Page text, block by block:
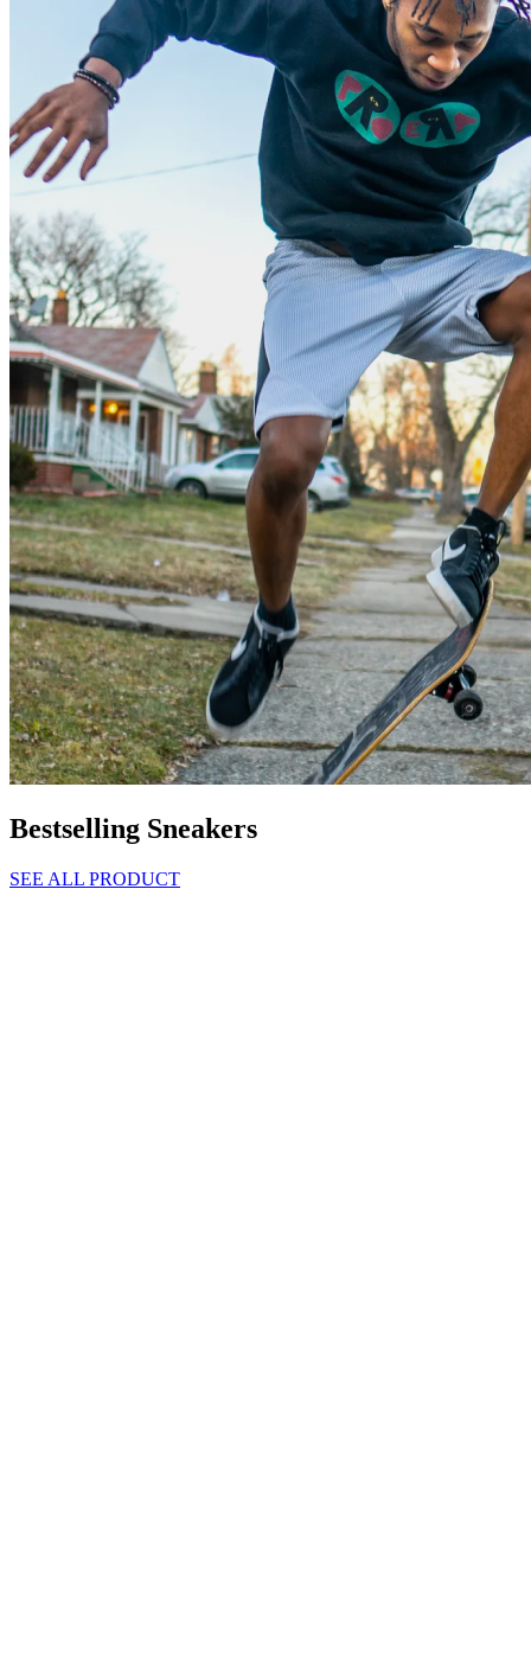
Bestselling Sneakers
SEE ALL PRODUCT